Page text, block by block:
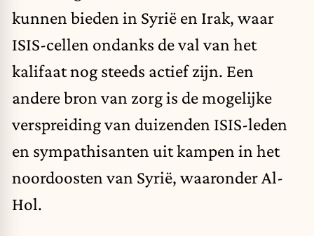
kunnen bieden in Syrië en Irak, waar
ISIS-cellen ondanks de val van het
kalifaat nog steeds actief zijn. Een
andere bron van zorg is de mogelijke
verspreiding van duizenden ISIS-leden
en sympathisanten uit kampen in het
noordoosten van Syrië, waaronder Al-
Hol.